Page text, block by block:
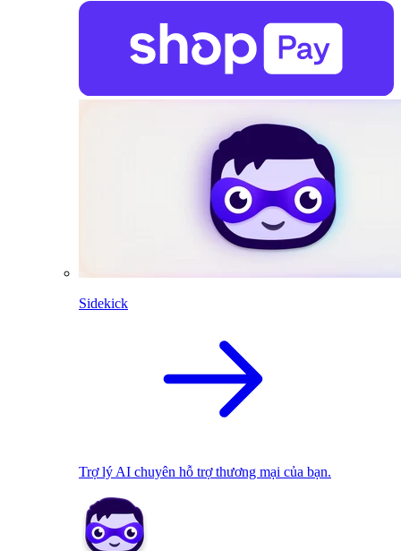
Sidekick
Trợ lý AI chuyên hỗ trợ thương mại của bạn.